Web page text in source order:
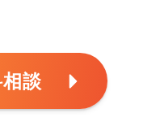
相談